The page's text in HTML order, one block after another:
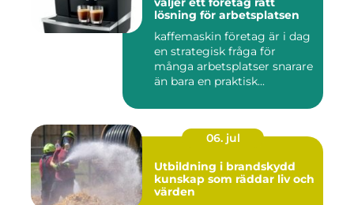
lösning för arbetsplatsen
kaffemaskin företag är i dag
en strategisk fråga för
många arbetsplatser snarare
än bara en praktisk...
06. jul
Utbildning i brandskydd
kunskap som räddar liv och
värden